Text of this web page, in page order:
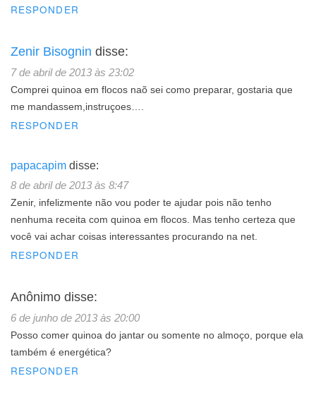
RESPONDER
Zenir Bisognin disse:
7 de abril de 2013 às 23:02
Comprei quinoa em flocos naõ sei como preparar, gostaria que
me mandassem,instruçoes….
RESPONDER
papacapim disse:
8 de abril de 2013 às 8:47
Zenir, infelizmente não vou poder te ajudar pois não tenho
nenhuma receita com quinoa em flocos. Mas tenho certeza que
você vai achar coisas interessantes procurando na net.
RESPONDER
Anônimo disse:
6 de junho de 2013 às 20:00
Posso comer quinoa do jantar ou somente no almoço, porque ela
também é energética?
RESPONDER